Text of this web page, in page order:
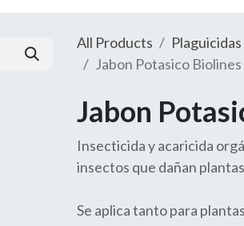
All Products
Jabon Potasico
Jabon
Insecticida y acaricida
insectos que dañan
Se aplica tanto para